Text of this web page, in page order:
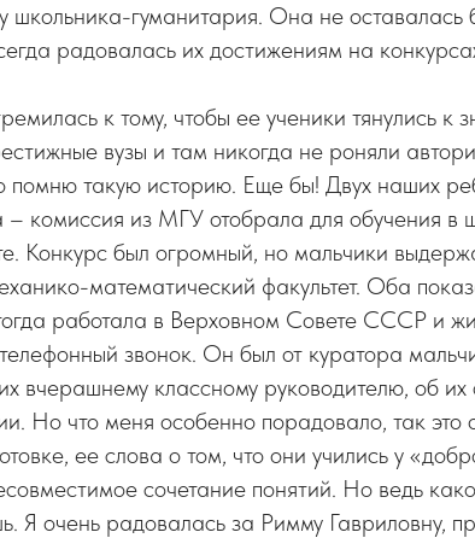
школьника-гуманитария. Она не оставалась
радовалась их достижениям на
к тому, чтобы ее ученики тянулись к
вузы и там никогда не роняли
помню такую историю. Еще бы! Двух наших
комиссия из МГУ отобрала для обучения в
Конкурс был огромный, но мальчики
математический факультет. Оба
работала в Верховном Совете СССР и
звонок. Он был от куратора
вчерашнему классному руководителю, об их
Но что меня особенно порадовало, так это
ее слова о том, что они учились у
сочетание понятий. Но ведь
Я очень радовалась за Римму Гавриловну,